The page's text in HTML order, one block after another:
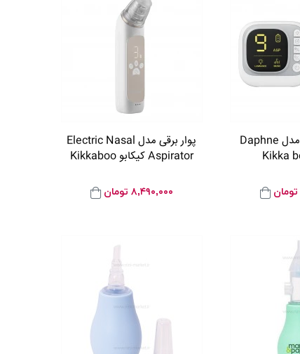
پوار بینی برقی مدل Daphne
تومان
پوار برقی مدل Electric Nasal
Aspirator کیکابو Kikkaboo
۸,۴۹۰,۰۰۰ تومان